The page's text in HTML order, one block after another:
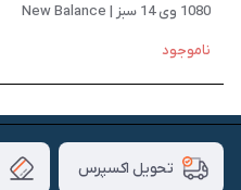
1080 وی 14 سبز | New Balance
ناموجود
تحویل اکسپرس